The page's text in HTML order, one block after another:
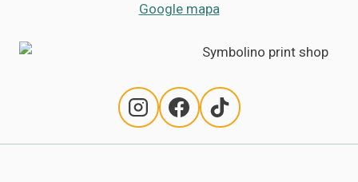
Google mapa